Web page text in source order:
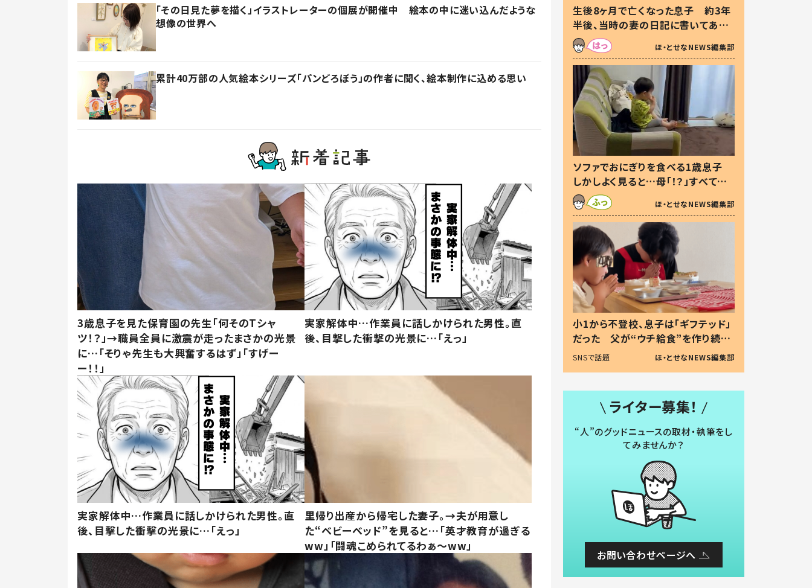
「その日見た夢を描く」イラストレーターの個展が開催中 絵本の中に迷い込んだような
想像の世界へ
累計40万部の人気絵本シリーズ「パンどろぼう」の作者に聞く、絵本制作に込める思い
3歳息子を見た保育園の先生「何そのTシャ
ツ！？」→職員全員に激震が走ったまさかの光景
に…「そりゃ先生も大興奮するはず」「すげー
ー！！」
実家解体中…作業員に話しかけられた男性。直
後、目撃した衝撃の光景に…「えっ」
実家解体中…作業員に話しかけられた男性。直
後、目撃した衝撃の光景に…「えっ」
里帰り出産から帰宅した妻子。→夫が用意し
た“ベビーベッド”を見ると…「英才教育が過ぎる
ww」「闘魂こめられてるわぁ～ww」
生後8ヶ月で亡くなった息子 約3年
半後、当時の妻の日記に書いてあっ
た本音とは
ほ・とせなNEWS編集部
ソファでおにぎりを食べる1歳息子
しかしよく見ると…母「！？」すべてを
察した母の投稿に「可愛いから許
す！」「現行犯〜」
ほ・とせなNEWS編集部
小1から不登校、息子は「ギフテッド」
だった 父が“ウチ給食”を作り続け
る理由とは #令和の親 #令和の子
SNSで話題 ほ・とせなNEWS編集部
ライター募集！
“人”のグッドニュースの取材・執筆をし
てみませんか？
お問い合わせページへ